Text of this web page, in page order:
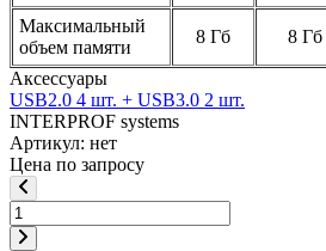
Максимальный
объем памяти
8 Гб 8 Гб
Аксессуары
USB2.0 4 шт. + USB3.0 2 шт.
INTERPROF systems
Артикул: нет
Цена по запросу